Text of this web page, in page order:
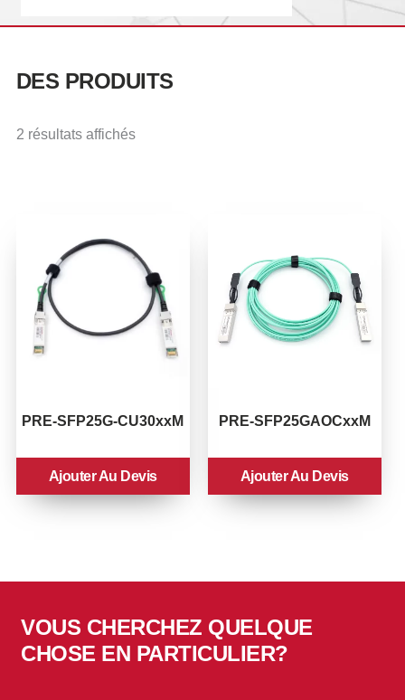
DES PRODUITS
2 résultats affichés
PRE-SFP25G-CU30xxM
Ajouter Au Devis
PRE-SFP25GAOCxxM
Ajouter Au Devis
VOUS CHERCHEZ QUELQUE
CHOSE EN PARTICULIER?